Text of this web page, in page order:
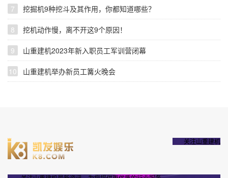
7 挖掘机9种挖斗及其作用，你都知道哪些？
8 挖机动作慢，离不开这9个原因！
9 山重建机2023年新入职员工军训营闭幕
10 山重建机举办新员工篝火晚会
关注山重建机